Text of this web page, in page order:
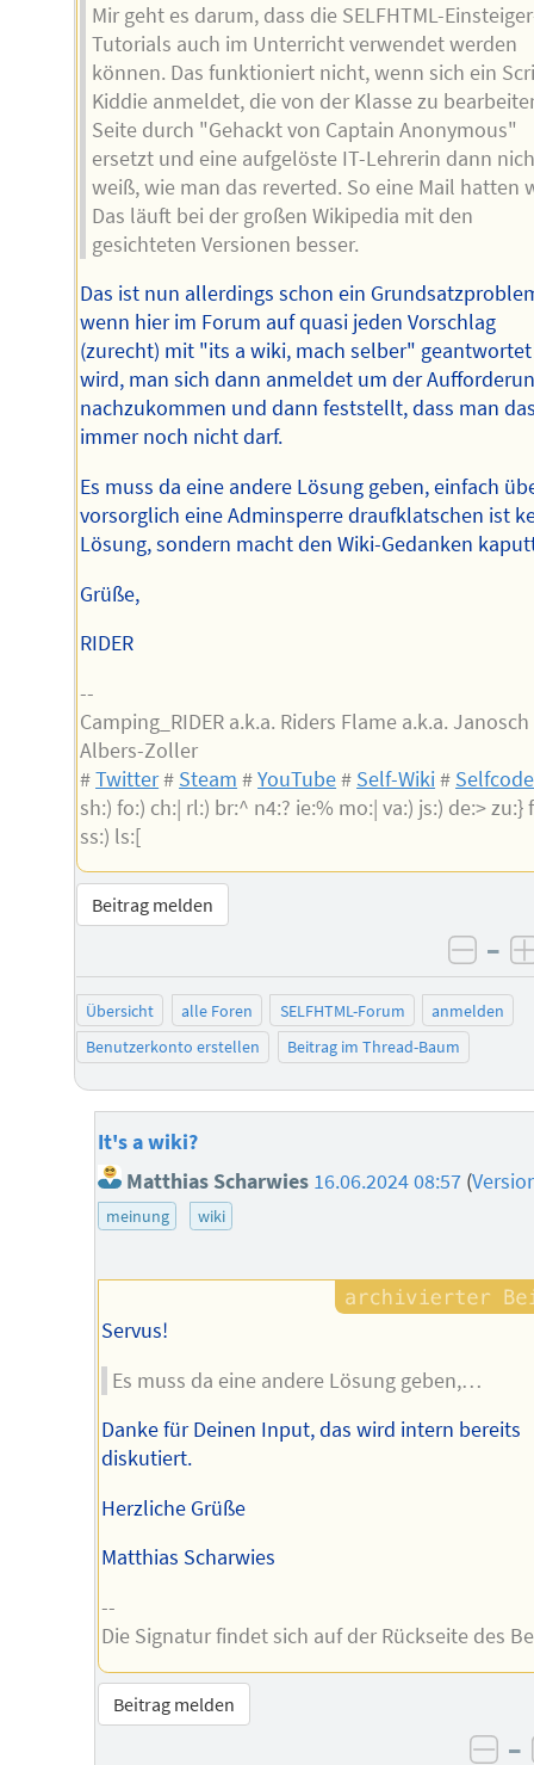
Mir geht es darum, dass die SELFHTML-
Tutorials auch im Unterricht verwendet werden
können. Das funktioniert nicht, wenn sich ein
Kiddie anmeldet, die von der Klasse zu
Seite durch "Gehackt von Captain Anonymous"
ersetzt und eine aufgelöste IT-Lehrerin dann
weiß, wie man das reverted. So eine Mail hatten
Das läuft bei der großen Wikipedia mit den
gesichteten Versionen besser.
Das ist nun allerdings schon ein
wenn hier im Forum auf quasi jeden Vorschlag
(zurecht) mit "its a wiki, mach selber" geantwortet
wird, man sich dann anmeldet um der
nachzukommen und dann feststellt, dass man
immer noch nicht darf.
Es muss da eine andere Lösung geben, einfach
vorsorglich eine Adminsperre draufklatschen ist
Lösung, sondern macht den Wiki-Gedanken
Grüße,
RIDER
--
Camping_RIDER a.k.a. Riders Flame a.k.a. Janosch
Albers-Zoller
#Twitter# Steam #YouTube# Self-Wiki# Selfcode
sh:) fo:) ch:| rl:) br:^ n4:? ie:% mo:| va:) js:) de:> zu:}
ss:) ls:[
Beitrag melden
–
Übersicht alle Foren SELFHTML-Forum
anmelden
Benutzerkonto erstellen
Beitrag im Thread-Baum
It's a wiki?
Matthias Scharwies 16.06.2024 08:57 (
meinung wiki
Servus!
Es muss da eine andere Lösung geben,…
Danke für Deinen Input, das wird intern bereits
diskutiert.
Herzliche Grüße
Matthias Scharwies
--
Die Signatur findet sich auf der Rückseite des
Beitrag melden
–